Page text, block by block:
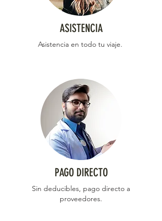
ASISTENCIA
Asistencia en todo tu viaje.
PAGO DIRECTO
Sin deducibles, pago directo a
proveedores.